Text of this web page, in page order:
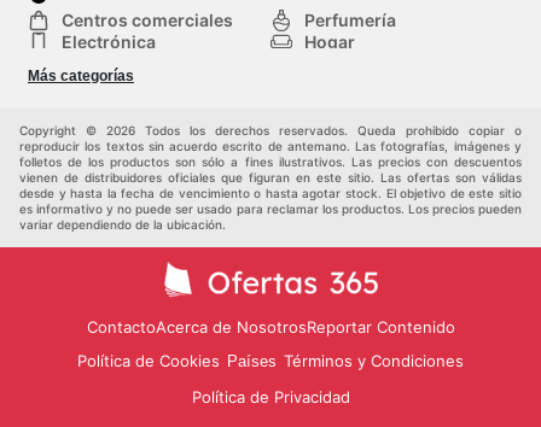
Centros comerciales
Perfumería
Electrónica
Hogar
Deporte
Moda
Más categorías
Copyright © 2026 Todos los derechos reservados. Queda prohibido copiar o
reproducir los textos sin acuerdo escrito de antemano. Las fotografías, imágenes y
folletos de los productos son sólo a fines ilustrativos. Las precios con descuentos
vienen de distribuidores oficiales que figuran en este sitio. Las ofertas son válidas
desde y hasta la fecha de vencimiento o hasta agotar stock. El objetivo de este sitio
es informativo y no puede ser usado para reclamar los productos. Los precios pueden
variar dependiendo de la ubicación.
ContactoAcerca de NosotrosReportar Contenido
Política de Cookies Países Términos y Condiciones
Política de Privacidad